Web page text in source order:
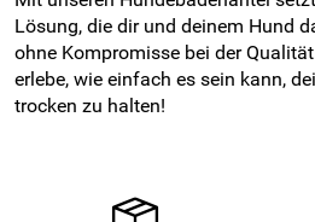
Lösung, die dir und deinem Hund
ohne Kompromisse bei der
erlebe, wie einfach es sein kann,
trocken zu halten!